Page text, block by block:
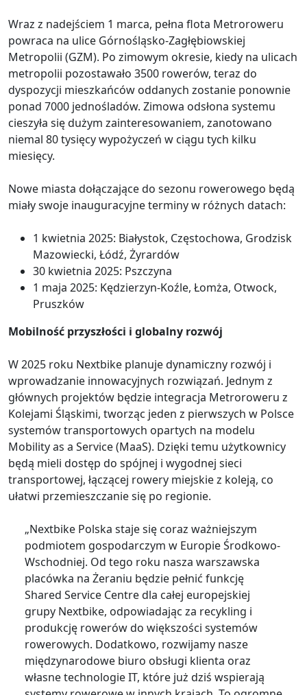
Wraz z nadejściem 1 marca, pełna flota Metroroweru
powraca na ulice Górnośląsko-Zagłębiowskiej
Metropolii (GZM). Po zimowym okresie, kiedy na ulicach
metropolii pozostawało 3500 rowerów, teraz do
dyspozycji mieszkańców oddanych zostanie ponownie
ponad 7000 jednośladów. Zimowa odsłona systemu
cieszyła się dużym zainteresowaniem, zanotowano
niemal 80 tysięcy wypożyczeń w ciągu tych kilku
miesięcy.
Nowe miasta dołączające do sezonu rowerowego będą
miały swoje inauguracyjne terminy w różnych datach:
1 kwietnia 2025: Białystok, Częstochowa, Grodzisk
Mazowiecki, Łódź, Żyrardów
30 kwietnia 2025: Pszczyna
1 maja 2025: Kędzierzyn-Koźle, Łomża, Otwock,
Pruszków
Mobilność przyszłości i globalny rozwój
W 2025 roku Nextbike planuje dynamiczny rozwój i
wprowadzanie innowacyjnych rozwiązań. Jednym z
głównych projektów będzie integracja Metroroweru z
Kolejami Śląskimi, tworząc jeden z pierwszych w Polsce
systemów transportowych opartych na modelu
Mobility as a Service (MaaS). Dzięki temu użytkownicy
będą mieli dostęp do spójnej i wygodnej sieci
transportowej, łączącej rowery miejskie z koleją, co
ułatwi przemieszczanie się po regionie.
„Nextbike Polska staje się coraz ważniejszym
podmiotem gospodarczym w Europie Środkowo-
Wschodniej. Od tego roku nasza warszawska
placówka na Żeraniu będzie pełnić funkcję
Shared Service Centre dla całej europejskiej
grupy Nextbike, odpowiadając za recykling i
produkcję rowerów do większości systemów
rowerowych. Dodatkowo, rozwijamy nasze
międzynarodowe biuro obsługi klienta oraz
własne technologie IT, które już dziś wspierają